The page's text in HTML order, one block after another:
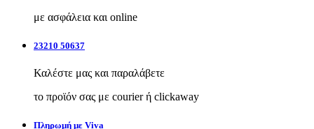
με ασφάλεια και online
23210 50637
Καλέστε μας και παραλάβετε
το προϊόν σας με courier ή clickaway
Πληρωμή με Viva